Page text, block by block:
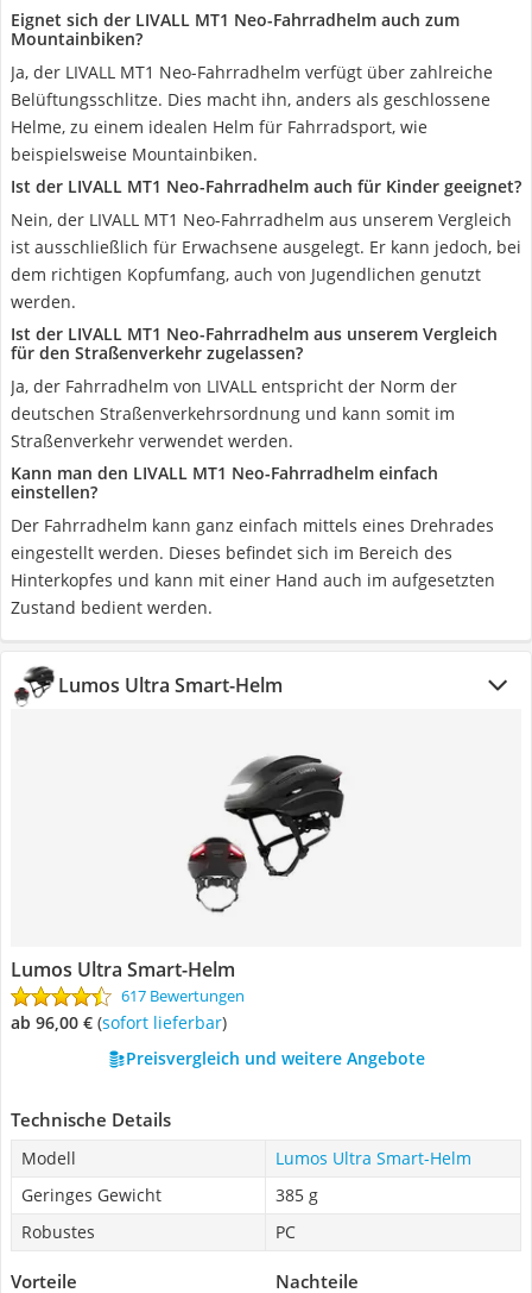
Eignet sich der LIVALL MT1 Neo-Fahrradhelm auch zum
Mountainbiken?
Ja, der LIVALL MT1 Neo-Fahrradhelm verfügt über zahlreiche
Belüftungsschlitze. Dies macht ihn, anders als geschlossene
Helme, zu einem idealen Helm für Fahrradsport, wie
beispielsweise Mountainbiken.
Ist der LIVALL MT1 Neo-Fahrradhelm auch für Kinder geeignet?
Nein, der LIVALL MT1 Neo-Fahrradhelm aus unserem Vergleich
ist ausschließlich für Erwachsene ausgelegt. Er kann jedoch, bei
dem richtigen Kopfumfang, auch von Jugendlichen genutzt
werden.
Ist der LIVALL MT1 Neo-Fahrradhelm aus unserem Vergleich
für den Straßenverkehr zugelassen?
Ja, der Fahrradhelm von LIVALL entspricht der Norm der
deutschen Straßenverkehrsordnung und kann somit im
Straßenverkehr verwendet werden.
Kann man den LIVALL MT1 Neo-Fahrradhelm einfach
einstellen?
Der Fahrradhelm kann ganz einfach mittels eines Drehrades
eingestellt werden. Dieses befindet sich im Bereich des
Hinterkopfes und kann mit einer Hand auch im aufgesetzten
Zustand bedient werden.
Lumos Ultra Smart-Helm
Lumos Ultra Smart-Helm
617 Bewertungen
ab 96,00 € ( Sofort lieferbar)
Preisvergleich und weitere Angebote
Technische Details
Modell
Lumos Ultra Smart-Helm
Geringes Gewicht
385 g
Robustes
PC
Vorteile Nachteile